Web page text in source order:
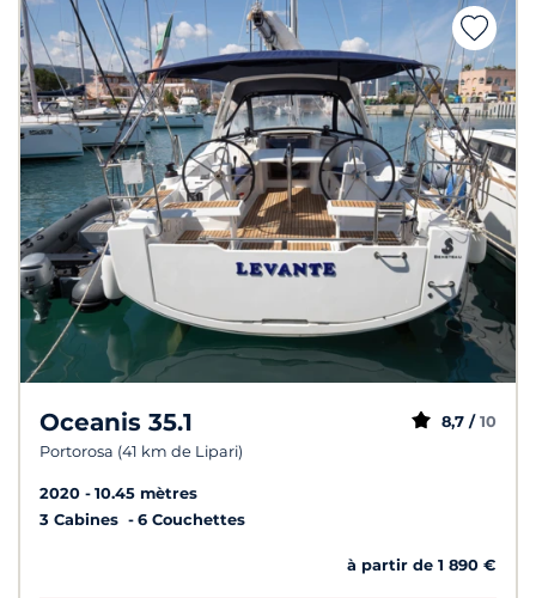
Oceanis 35.1
Portorosa (41 km de Lipari)
8,7 / 10
2020
10.45 mètres
3 Cabines
6 Couchettes
à partir de 1 890 €